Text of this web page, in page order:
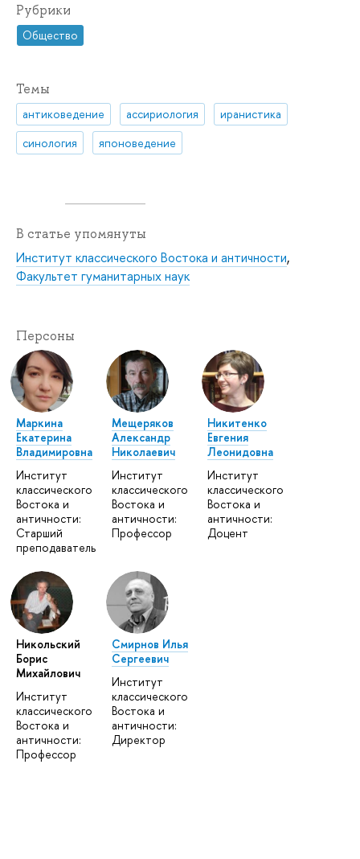
Рубрики
Общество
Темы
антиковедение ассириология
иранистика
синология
японоведение
В статье упомянуты
Институт классического Востока и античности,
Факультет гуманитарных наук
Персоны
Маркина
Екатерина
Владимировна
Институт
классического
Востока и
античности:
Старший
преподаватель
Мещеряков
Александр
Николаевич
Институт
классического
Востока и
античности:
Профессор
Никитенко
Евгения
Леонидовна
Институт
классического
Востока и
античности:
Доцент
Никольский
Борис
Михайлович
Институт
классического
Востока и
античности:
Профессор
Смирнов Илья
Сергеевич
Институт
классического
Востока и
античности:
Директор